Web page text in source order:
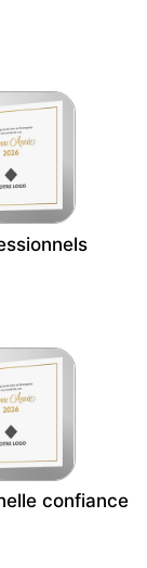
confiance